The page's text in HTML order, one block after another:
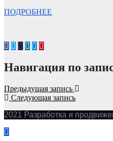
ПОДРОБНЕЕ
Навигация по
Предыдущая запись
Следующая запись
2021 Разработка и